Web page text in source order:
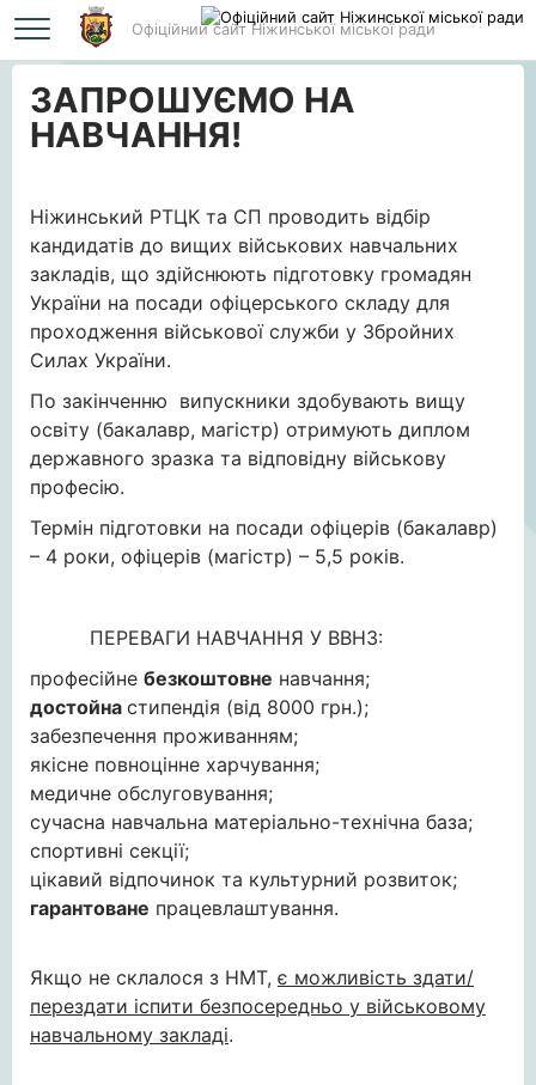
Офіційний сайт Ніжинської міської ради
Головна ЗАПРОШУЄМО НА НАВЧАННЯ!
ЗАПРОШУЄМО НА
НАВЧАННЯ!
Ніжинський РТЦК та СП проводить відбір
кандидатів до вищих військових навчальних
закладів, що здійснюють підготовку громадян
України на посади офіцерського складу для
проходження військової служби у Збройних
Силах України.
По закінченню випускники здобувають вищу
освіту (бакалавр, магістр) отримують диплом
державного зразка та відповідну військову
професію.
Термін підготовки на посади офіцерів (бакалавр)
– 4 роки, офіцерів (магістр) – 5,5 років.
ПЕРЕВАГИ НАВЧАННЯ У ВВНЗ:
професійне безкоштовне навчання;
достойна стипендія (від 8000 грн.);
забезпечення проживанням;
якісне повноцінне харчування;
медичне обслуговування;
сучасна навчальна матеріально-технічна база;
спортивні секції;
цікавий відпочинок та культурний розвиток;
гарантоване працевлаштування.
Якщо не склалося з НМТ, є можливість здати/
перездати іспити безпосередньо у військовому
навчальному закладі.